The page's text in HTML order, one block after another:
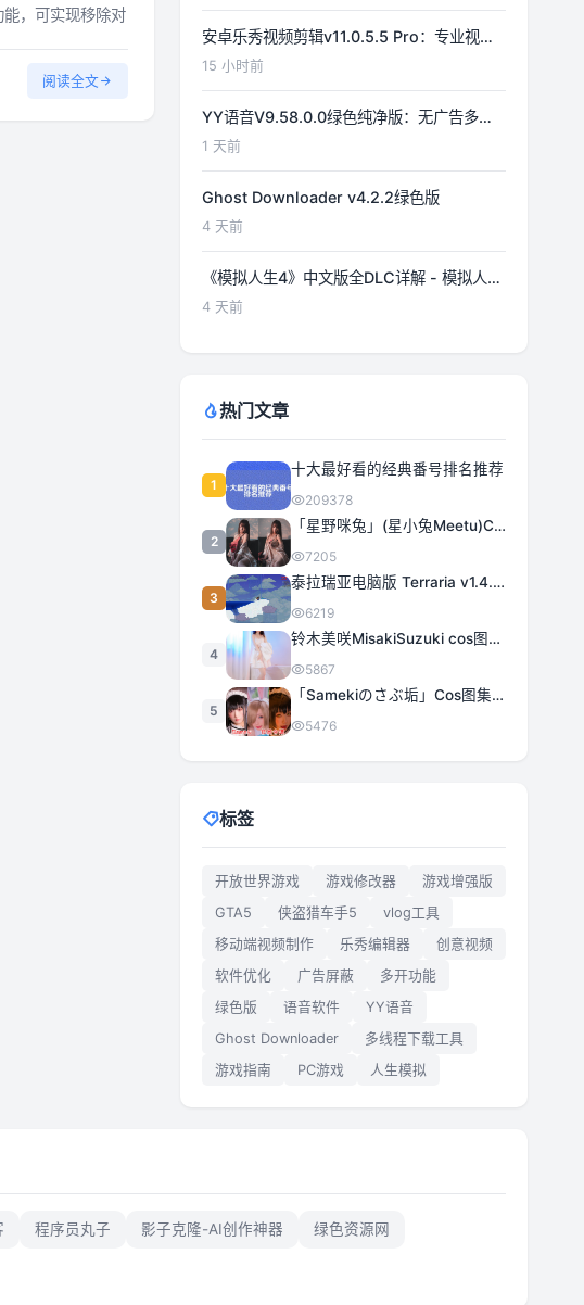
，可实现移除对
阅读全文
安卓乐秀视频剪辑v11.0.5.5 Pro：专业视频
编辑工具详解
15 小时前
YY语音V9.58.0.0绿色纯净版：无广告多开
体验优化
1 天前
Ghost Downloader v4.2.2绿色版
4 天前
《模拟人生4》中文版全DLC详解 - 模拟人生
游戏指南
4 天前
热门文章
1
十大最好看的经典番号排名推荐
209378
2
「星野咪兔」(星小兔Meetu)COS图集全部作品合集 [持续更新]
7205
3
泰拉瑞亚电脑版 Terraria v1.4.5.3 豪华中文 | 全DLC|解压即撸
6219
4
铃木美咲MisakiSuzuki cos图集合集打包下载 363套日系治愈女神精选
5867
5
「Samekiのさぶ垢」Cos图集全部作品作品合集[持续更新] 甜美与性感的完美融合
5476
标签
开放世界游戏 游戏修改器
游戏增强版
GTA5
侠盗猎车手5
vlog工具
移动端视频制作
乐秀编辑器
创意视频
软件优化
广告屏蔽
多开功能
绿色版
语音软件
YY语音
Ghost Downloader
多线程下载工具
游戏指南
PC游戏 人生模拟
程序员丸子 影子克隆-AI创作神器 绿色资源网